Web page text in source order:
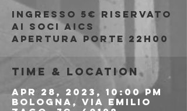
Ingresso 5€ riservato
ai soci AICS
Apertura porte 22h00
Time & Location
Apr 28, 2023, 10:00 PM
Bologna, Via Emilio